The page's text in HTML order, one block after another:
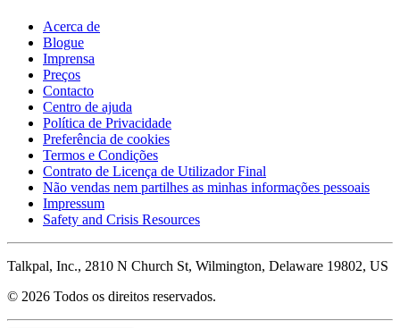
Acerca de
Blogue
Imprensa
Preços
Contacto
Centro de ajuda
Política de Privacidade
Preferência de cookies
Termos e Condições
Contrato de Licença de Utilizador Final
Não vendas nem partilhes as minhas informações pessoais
Impressum
Safety and Crisis Resources
Talkpal, Inc., 2810 N Church St, Wilmington, Delaware 19802, US
© 2026 Todos os direitos reservados.